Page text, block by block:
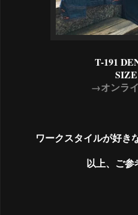
T-191
→オンラ
ワークスタイルが好き
以上、ご参